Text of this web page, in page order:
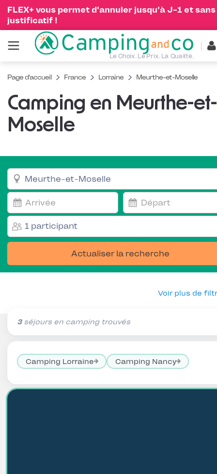
FLEX+ vous permet d'annuler jusqu'à J-1 et sans
justificatif !
Le Choix. Le Prix. La Qualité.
Page d'accueil France Lorraine Meurthe-et-Moselle
Camping en Meurthe-et-
Moselle
1 participant
Actualiser la recherche
Voir plus de
3séjours en camping trouvés
Camping Lorraine Camping Nancy